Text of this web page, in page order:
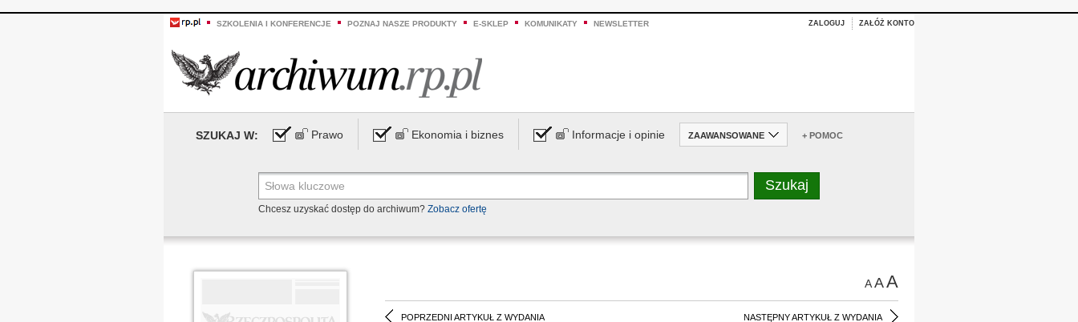
SZKOLENIA I KONFERENCJE POZNAJ NASZE PRODUKTY E-SKLEP KOMUNIKATY NEWSLETTER ZALOGUJ ZAŁÓŻ KONTO
SZUKAJ W: Prawo Ekonomia i biznes Informacje i opinie ZAAWANSOWANE + POMOC
Chcesz uzyskać dostęp do archiwum? Zobacz ofertę
AAA
POPRZEDNI ARTYKUŁ Z WYDANIA NASTĘPNY ARTYKUŁ Z WYDANIA